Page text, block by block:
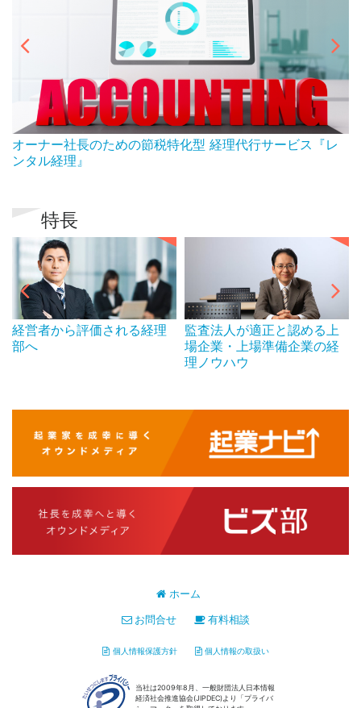
オーナー社長のための節税特化型 経理代行サービス『レ
ンタル経理』
特長
経営者から評価される経理
部へ
監査法人が適正と認める上
場企業・上場準備企業の経
理ノウハウ
ホーム
お問合せ
有料相談
個人情報保護方針 個人情報の取扱い
当社は2009年8月、一般財団法人日本情報
経済社会推進協会(JIPDEC)より「プライバ